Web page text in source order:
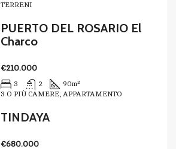
TERRENI
PUERTO DEL ROSARIO El
Charco
€210.000
3 2 90m²
3 O PIÙ CAMERE, APPARTAMENTO
TINDAYA
€680.000